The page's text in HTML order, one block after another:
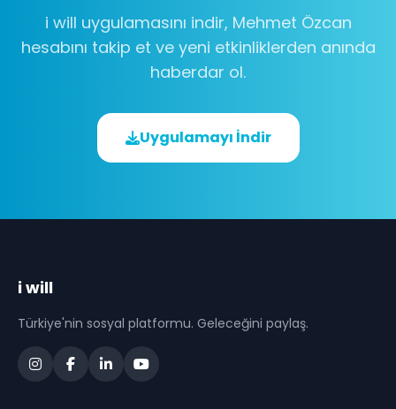
i will uygulamasını indir, Mehmet Özcan
hesabını takip et ve yeni etkinliklerden anında
haberdar ol.
Uygulamayı İndir
i will
Türkiye'nin sosyal platformu. Geleceğini paylaş.